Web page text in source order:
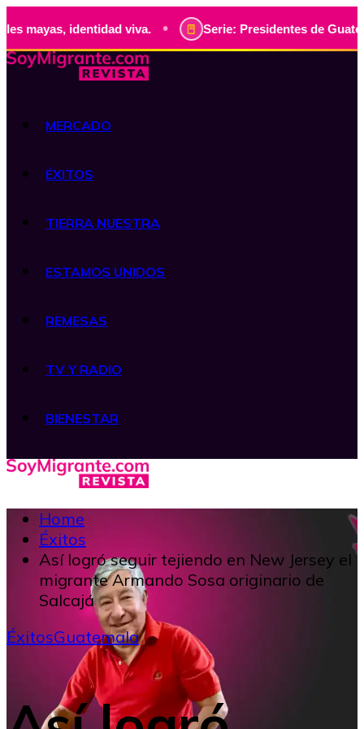
viva. • Serie: Presidentes de Guatemala, historia
MERCADO
ÉXITOS
TIERRA NUESTRA
ESTAMOS UNIDOS
REMESAS
TV Y RADIO
BIENESTAR
Home
Éxitos
Así logró seguir tejiendo en New Jersey el
migrante Armando Sosa originario de
Salcajá
ÉxitosGuatemala